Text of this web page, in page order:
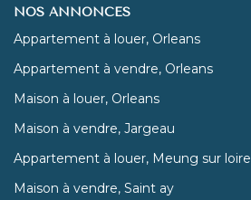
NOS ANNONCES
Appartement à louer, Orleans
Appartement à vendre, Orleans
Maison à louer, Orleans
Maison à vendre, Jargeau
Appartement à louer, Meung sur loire
Maison à vendre, Saint ay